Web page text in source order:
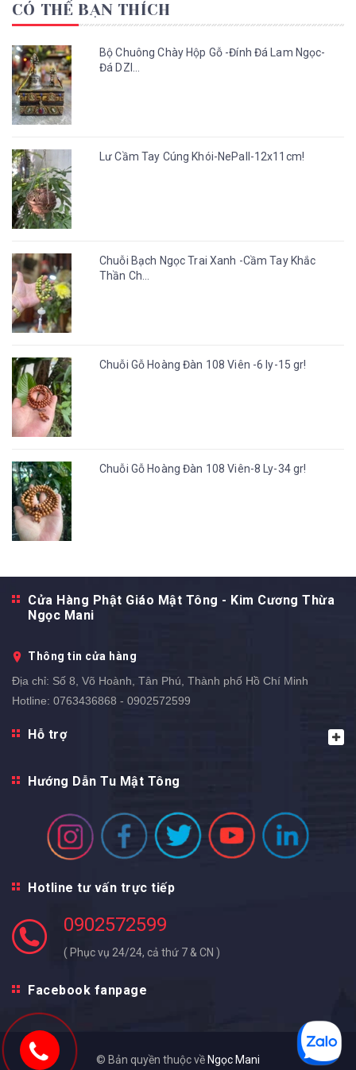
CÓ THỂ BẠN THÍCH
Bộ Chuông Chày Hộp Gỗ -Đính Đá Lam Ngọc-
Đá DZI...
Lư Cầm Tay Cúng Khói-NePall-12x11cm!
Chuỗi Bạch Ngọc Trai Xanh -Cầm Tay Khắc
Thần Ch...
Chuỗi Gỗ Hoàng Đàn 108 Viên -6 ly-15 gr!
Chuỗi Gỗ Hoàng Đàn 108 Viên-8 Ly-34 gr!
Cửa Hàng Phật Giáo Mật Tông - Kim Cương Thừa
Ngọc Mani
Thông tin cửa hàng
Địa chỉ: Số 8, Võ Hoành, Tân Phú, Thành phố Hồ Chí Minh
Hotline: 0763436868 - 0902572599
Hỗ trợ
Hướng Dẫn Tu Mật Tông
Hotline tư vấn trực tiếp
0902572599
( Phục vụ 24/24, cả thứ 7 & CN )
Facebook fanpage
© Bản quyền thuộc về Ngọc Mani